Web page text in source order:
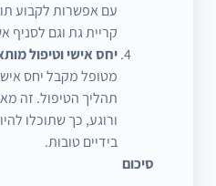
עם אפשרות לקבוע
קריית גת וגם לסניף
יחס אישי וטיפול
מטופל מקבל יחס
תהליך הטיפול. זה
ורוגע, כך שתוכלו
בידיים טובות.
סיכום